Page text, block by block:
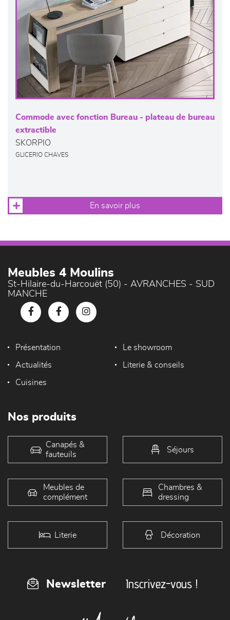
Commode avec fonction Bureau - plateau de bureau
extractible
SKORPIO
GLICERIO CHAVES
En savoir plus
Meubles 4 Moulins
St-Hilaire-du-Harcouët (50) - AVRANCHES - SUD
MANCHE
Présentation Le showroom
Actualités Literie & conseils
Cuisines
Nos produits
Canapés &
fauteuils
Séjours
Meubles de
complément
Chambres &
dressing
Literie Décoration
Newsletter Inscrivez-vous !